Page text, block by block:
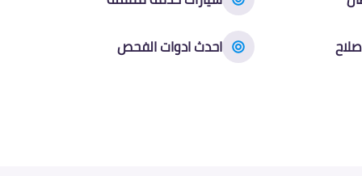
احدث ادوات الفحص